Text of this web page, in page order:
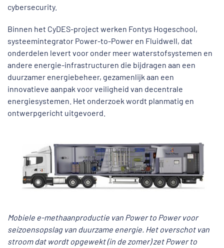
cybersecurity.
Binnen het CyDES-project werken Fontys Hogeschool,
systeemintegrator Power-to-Power en Fluidwell, dat
onderdelen levert voor onder meer waterstofsystemen en
andere energie-infrastructuren die bijdragen aan een
duurzamer energiebeheer, gezamenlijk aan een
innovatieve aanpak voor veiligheid van decentrale
energiesystemen. Het onderzoek wordt planmatig en
ontwerpgericht uitgevoerd.
Mobiele e-methaanproductie van Power to Power voor
seizoensopslag van duurzame energie. Het overschot van
stroom dat wordt opgewekt (in de zomer) zet Power to